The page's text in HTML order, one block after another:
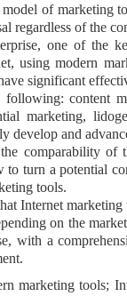
of marketing
regardless of the
one of the
using modern
significant
following: content
marketing,
develop and
comparability of
to turn a potential
tools.
Internet
on the
with a
marketing tools;